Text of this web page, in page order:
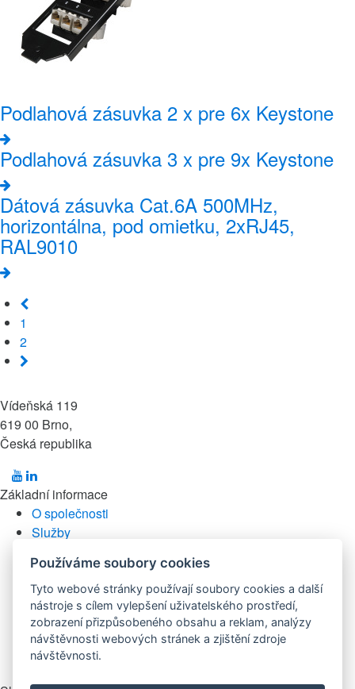
Podlahová zásuvka 2 x pre 6x Keystone
Podlahová zásuvka 3 x pre 9x Keystone
Dátová zásuvka Cat.6A 500MHz,
horizontálna, pod omietku, 2xRJ45,
RAL9010
1
2
Vídeňská 119
619 00 Brno,
Česká republika
Základní informace
O společnosti
Služby
Nastavení cookies
Reference
Partneři
Kontakt
Ochrana osobních údajů
Používáme soubory cookies
Tyto webové stránky používají soubory cookies a další
nástroje s cílem vylepšení uživatelského prostředí,
zobrazení přizpůsobeného obsahu a reklam, analýzy
návštěvnosti webových stránek a zjištění zdroje
návštěvnosti.